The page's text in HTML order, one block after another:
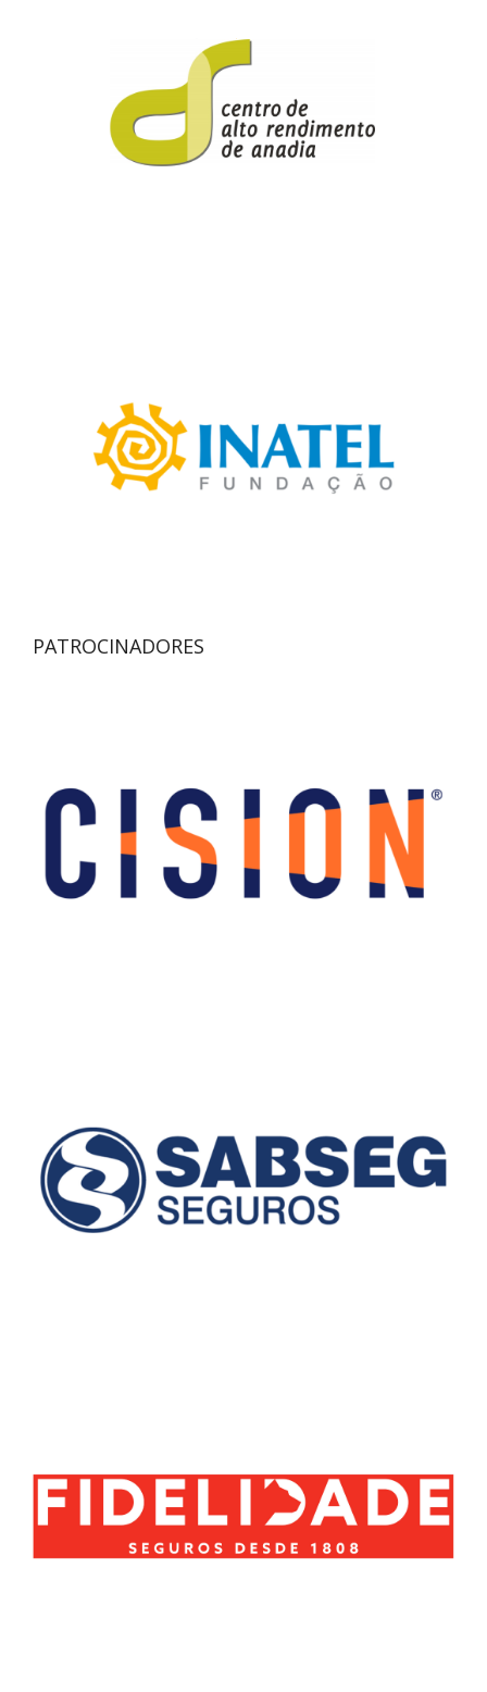
PATROCINADORES